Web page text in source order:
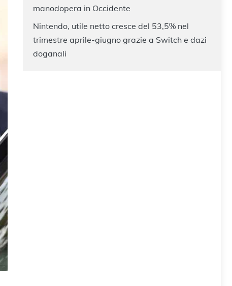
manodopera in Occidente
Nintendo, utile netto cresce del 53,5% nel
trimestre aprile-giugno grazie a Switch e dazi
doganali